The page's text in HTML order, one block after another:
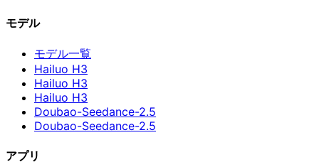
モデル
モデル一覧
Hailuo H3
Hailuo H3
Hailuo H3
Doubao-Seedance-2.5
Doubao-Seedance-2.5
アプリ